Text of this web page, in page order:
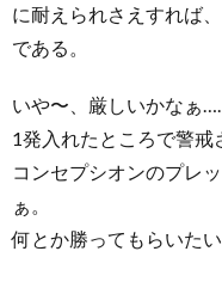
に耐えられさえすれば
である。
いや〜、厳しいかなぁ
1発入れたところで警戒
コンセプシオンのプレ
ぁ。
何とか勝ってもらいたい